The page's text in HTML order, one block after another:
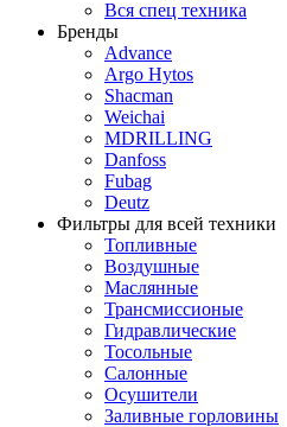
Вся спец техника
Бренды
Advance
Argo Hytos
Shacman
Weichai
MDRILLING
Danfoss
Fubag
Deutz
Фильтры для всей техники
Топливные
Воздушные
Маслянные
Трансмиссионые
Гидравлические
Тосольные
Салонные
Осушители
Заливные горловины